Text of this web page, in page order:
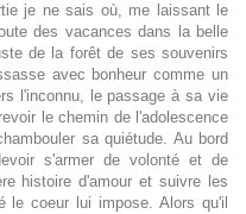
je ne sais où, me laissant le
des vacances dans la belle
de la forêt de ses souvenirs
avec bonheur comme un
l'inconnu, le passage à sa vie
le chemin de l'adolescence
sa quiétude. Au bord
s'armer de volonté et de
histoire d'amour et suivre les
le coeur lui impose. Alors qu'il